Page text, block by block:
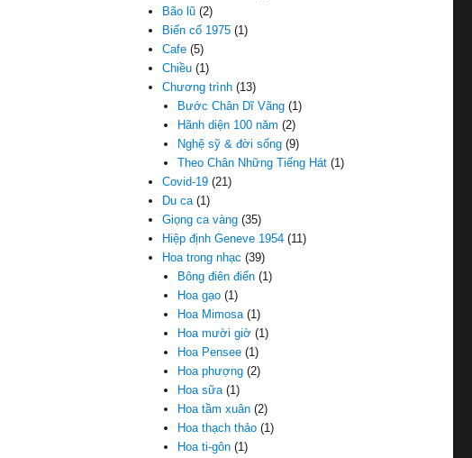
Bão lũ (2)
Biến cố 1975 (1)
Cafe (5)
Chiều (1)
Chương trình (13)
Bước Chân Dĩ Vãng(1)
Hãnh diện 100 năm (2)
Nghệ sỹ & đời sống(9)
Theo Chân Những Tiếng Hát(1)
Covid-19 (21)
Du ca(1)
Giọng ca vàng (35)
Hiệp định Geneve 1954 (11)
Hoa trong nhạc (39)
Bông điên điển(1)
Hoa gạo(1)
Hoa Mimosa(1)
Hoa mười giờ(1)
Hoa Pensee(1)
Hoa phượng(2)
Hoa sữa(1)
Hoa tầm xuân(2)
Hoa thạch thảo(1)
Hoa ti-gôn(1)